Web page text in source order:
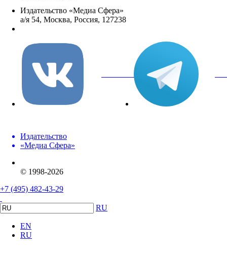
Издательство «Медиа Сфера»
а/я 54, Москва, Россия, 127238
вКонтакте
Издательство
«Медиа Сфера»
© 1998-2026
+7 (495) 482-43-29
RU
EN
RU